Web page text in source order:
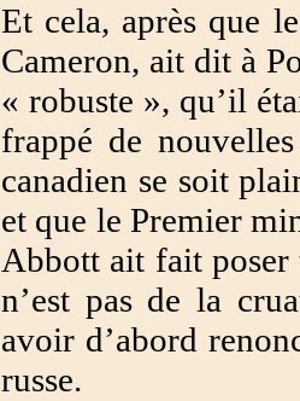
Et cela, après que
Cameron, ait dit à
« robuste », qu’il
frappé de
canadien se soit
et que le Premier
Abbott ait fait poser
n’est pas de la
avoir d’abord
russe.